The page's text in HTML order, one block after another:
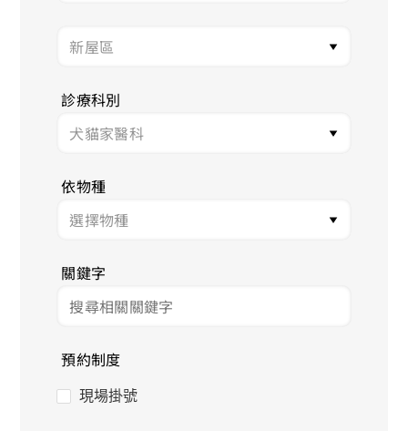
診療科別
依物種
關鍵字
預約制度
現場掛號